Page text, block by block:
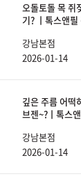
오돌토돌 목 쥐
기? ㅣ톡스앤
강남본점
2026-01-14
깊은 주름 어떡
브젠~?ㅣ톡스
강남본점
2026-01-14